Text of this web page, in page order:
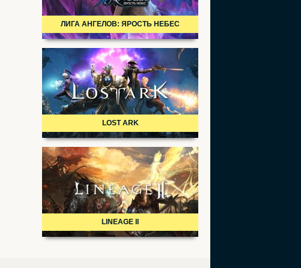
ЛИГА АНГЕЛОВ: ЯРОСТЬ НЕБЕС
LOST ARK
LINEAGE II